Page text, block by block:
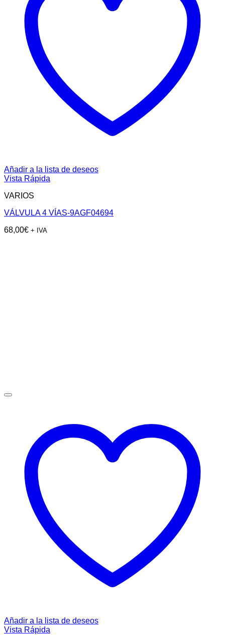
Añadir a la lista de deseos
Vista Rápida
VARIOS
VÁLVULA 4 VÍAS-9AGF04694
68,00€ + IVA
Añadir a la lista de deseos
Vista Rápida